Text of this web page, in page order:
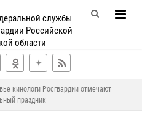
службы
Российской
области
кинологи Росгвардии отмечают
праздник